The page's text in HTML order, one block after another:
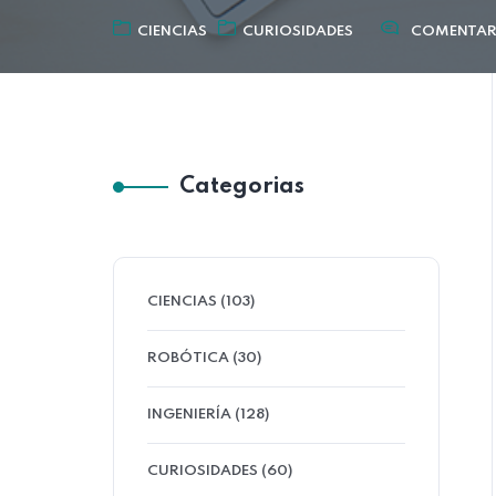
CIENCIAS CURIOSIDADES
Categorias
CIENCIAS (103)
ROBÓTICA (30)
INGENIERÍA (128)
CURIOSIDADES (60)